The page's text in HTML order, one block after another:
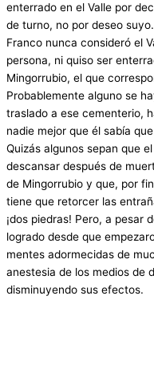
enterrado en el Valle por
de turno, no por deseo
Franco nunca consideró el
persona, ni quiso ser
Mingorrubio, el que
Probablemente alguno se
traslado a ese cementerio,
nadie mejor que él sabía
Quizás algunos sepan que
descansar después de
de Mingorrubio y que, por
tiene que retorcer las
¡dos piedras! Pero, a pesar
logrado desde que
mentes adormecidas de
anestesia de los medios de
disminuyendo sus efectos.